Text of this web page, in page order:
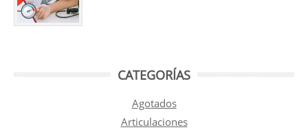
CATEGORÍAS
Agotados
Articulaciones